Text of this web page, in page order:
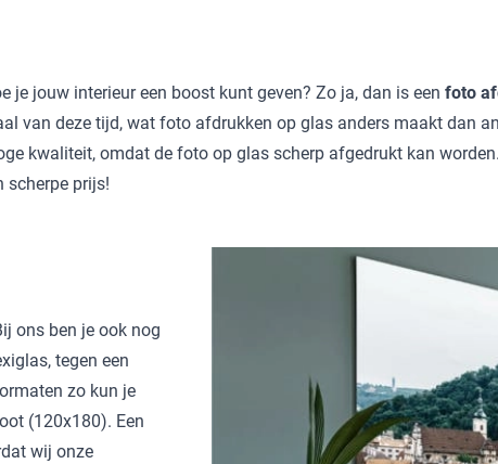
je jouw interieur een boost kunt geven? Zo ja, dan is een foto
van deze tijd, wat foto afdrukken op glas anders maakt dan
kwaliteit, omdat de foto op glas scherp afgedrukt kan
scherpe prijs!
ons ben je ook nog
tegen een
zo kun je
(120x180). Een
wij onze